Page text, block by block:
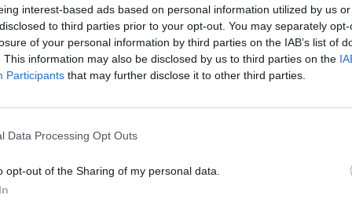
interest-based ads based on personal information utilized by us
to third parties prior to your opt-out. You may separately
of your personal information by third parties on the IAB’s list of
This information may also be disclosed by us to third parties on the
Participants that may further disclose it to other third parties.
Data Processing Opt Outs
opt-out of the Sharing of my personal data.
Via Confalonieri, 5
Tutti gli eventi